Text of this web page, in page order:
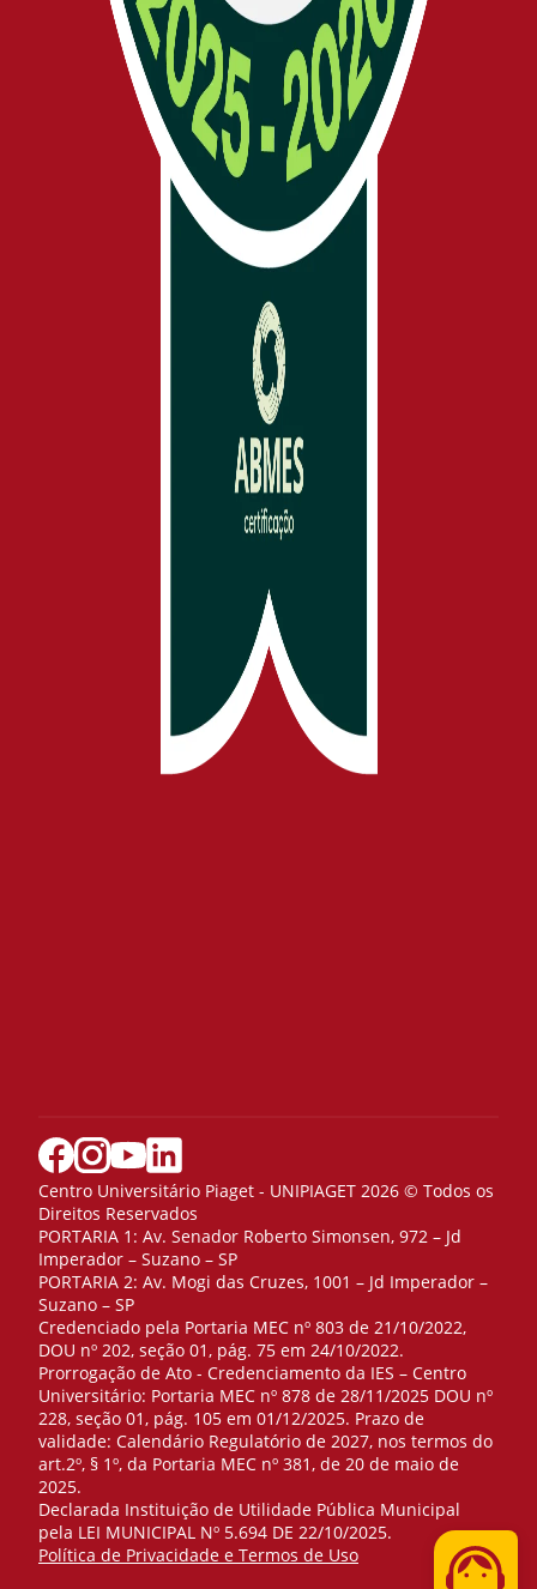
Centro Universitário Piaget - UNIPIAGET 2026 © Todos os
Direitos Reservados
PORTARIA 1: Av. Senador Roberto Simonsen, 972 – Jd
Imperador – Suzano – SP
PORTARIA 2: Av. Mogi das Cruzes, 1001 – Jd Imperador –
Suzano – SP
Credenciado pela Portaria MEC nº 803 de 21/10/2022,
DOU nº 202, seção 01, pág. 75 em 24/10/2022.
Prorrogação de Ato - Credenciamento da IES – Centro
Universitário: Portaria MEC nº 878 de 28/11/2025 DOU nº
228, seção 01, pág. 105 em 01/12/2025. Prazo de
validade: Calendário Regulatório de 2027, nos termos do
art.2º, § 1º, da Portaria MEC nº 381, de 20 de maio de
2025.
Declarada Instituição de Utilidade Pública Municipal
pela LEI MUNICIPAL Nº 5.694 DE 22/10/2025.
Política de Privacidade e Termos de Uso
Telefone